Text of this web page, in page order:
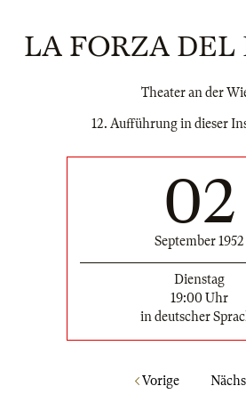
LA FORZA DEL
Theater an der
12. Aufführung in dieser
02
September 1952
Dienstag
19:00 Uhr
in deutscher
Vorige